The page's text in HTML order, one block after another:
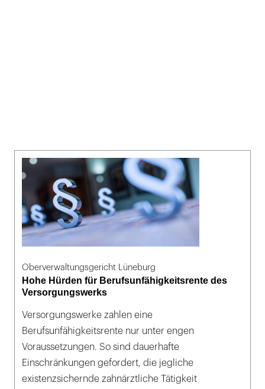
Oberverwaltungsgericht Lüneburg
Hohe Hürden für Berufsunfähigkeitsrente des
Versorgungswerks
Versorgungswerke zahlen eine
Berufsunfähigkeitsrente nur unter engen
Voraussetzungen. So sind dauerhafte
Einschränkungen gefordert, die jegliche
existenzsichernde zahnärztliche Tätigkeit